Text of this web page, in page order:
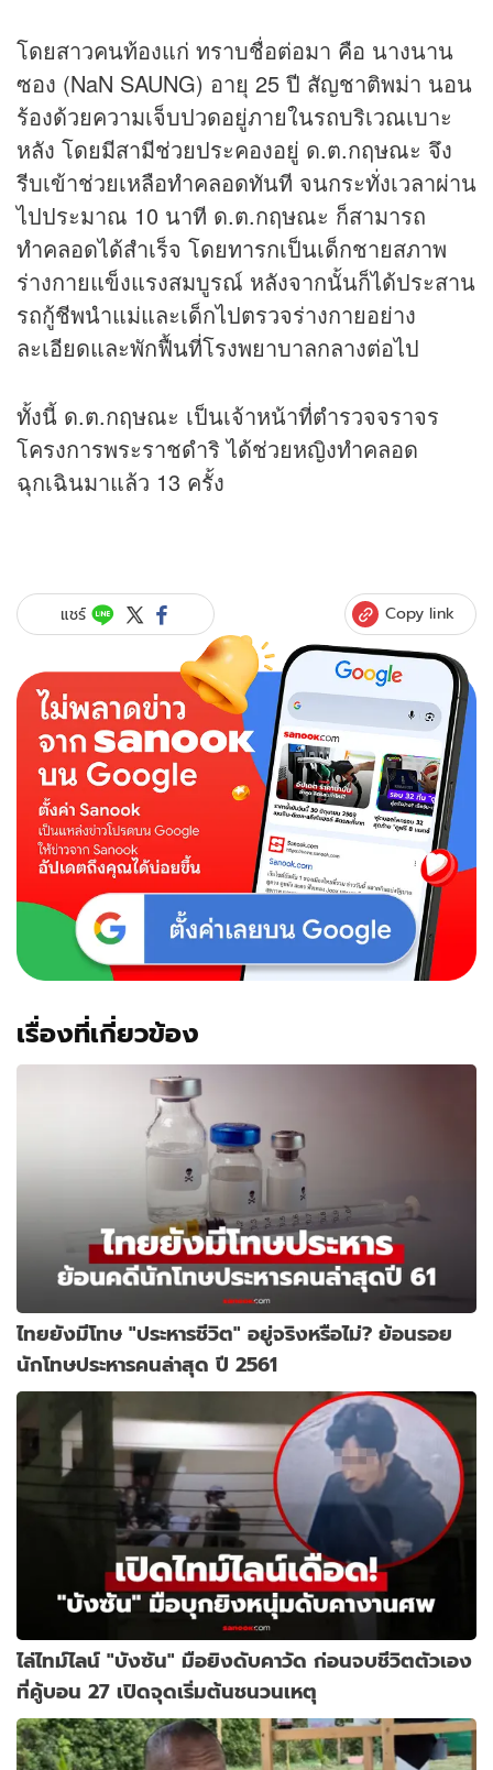
โดยสาวคนท้องแก่ ทราบชื่อต่อมา คือ นางนาน
ซอง (NaN SAUNG) อายุ 25 ปี สัญชาติพม่า นอน
ร้องด้วยความเจ็บปวดอยู่ภายในรถบริเวณเบาะ
หลัง โดยมีสามีช่วยประคองอยู่ ด.ต.กฤษณะ จึง
รีบเข้าช่วยเหลือทำคลอดทันที จนกระทั่งเวลาผ่าน
ไปประมาณ 10 นาที ด.ต.กฤษณะ ก็สามารถ
ทำคลอดได้สำเร็จ โดยทารกเป็นเด็กชายสภาพ
ร่างกายแข็งแรงสมบูรณ์ หลังจากนั้นก็ได้ประสาน
รถกู้ชีพนำแม่และเด็กไปตรวจร่างกายอย่าง
ละเอียดและพักฟื้นที่โรงพยาบาลกลางต่อไป
ทั้งนี้ ด.ต.กฤษณะ เป็นเจ้าหน้าที่ตำรวจจราจร
โครงการพระราชดำริ ได้ช่วยหญิงทำคลอด
ฉุกเฉินมาแล้ว 13 ครั้ง
แชร์ Copy link
เรื่องที่เกี่ยวข้อง
ไทยยังมีโทษ "ประหารชีวิต" อยู่จริงหรือไม่? ย้อนรอย
นักโทษประหารคนล่าสุด ปี 2561
ไล่ไทม์ไลน์ "บังซัน" มือยิงดับคาวัด ก่อนจบชีวิตตัวเอง
ที่คู้บอน 27 เปิดจุดเริ่มต้นชนวนเหตุ